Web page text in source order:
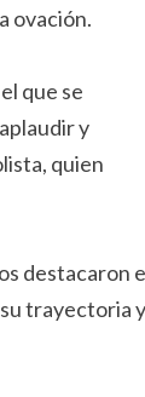
ovación.
que se
y
quien
destacaron
trayectoria y